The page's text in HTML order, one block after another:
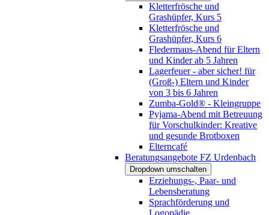
Kletterfrösche und
Grashüpfer, Kurs 5
Kletterfrösche und
Grashüpfer, Kurs 6
Fledermaus-Abend für Eltern
und Kinder ab 5 Jahren
Lagerfeuer - aber sicher! für
(Groß-) Eltern und Kinder
von 3 bis 6 Jahren
Zumba-Gold® - Kleingruppe
Pyjama-Abend mit Betreuung
für Vorschulkinder: Kreative
und gesunde Brotboxen
Elterncafé
Beratungsangebote FZ Urdenbach
Dropdown umschalten
Erziehungs-, Paar- und
Lebensberatung
Sprachförderung und
Logopädie